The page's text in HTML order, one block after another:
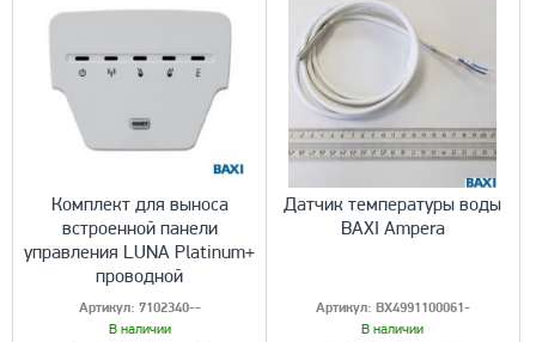
Комплект для выноса
встроенной панели
управления LUNA Platinum+
проводной
Артикул: 7102340--
В наличии
Датчик температуры воды
BAXI Ampera
Артикул: BX4991100061-
В наличии